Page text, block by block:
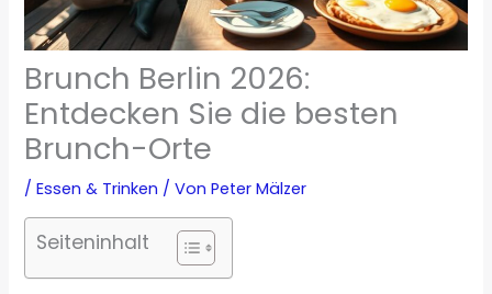
Brunch Berlin 2026:
Entdecken Sie die besten
Brunch-Orte
/Essen & Trinken / VonPeter Mälzer
Seiteninhalt